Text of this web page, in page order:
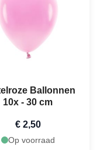
Ballonnen
10x - 30 cm
€ 2,50
Op voorraad